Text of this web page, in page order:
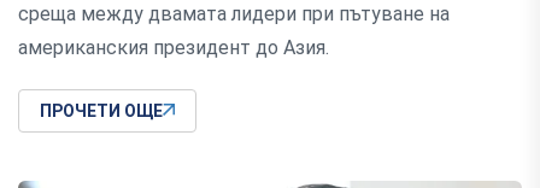
среща между двамата лидери при пътуване на
американския президент до Азия.
ПРОЧЕТИ ОЩЕ